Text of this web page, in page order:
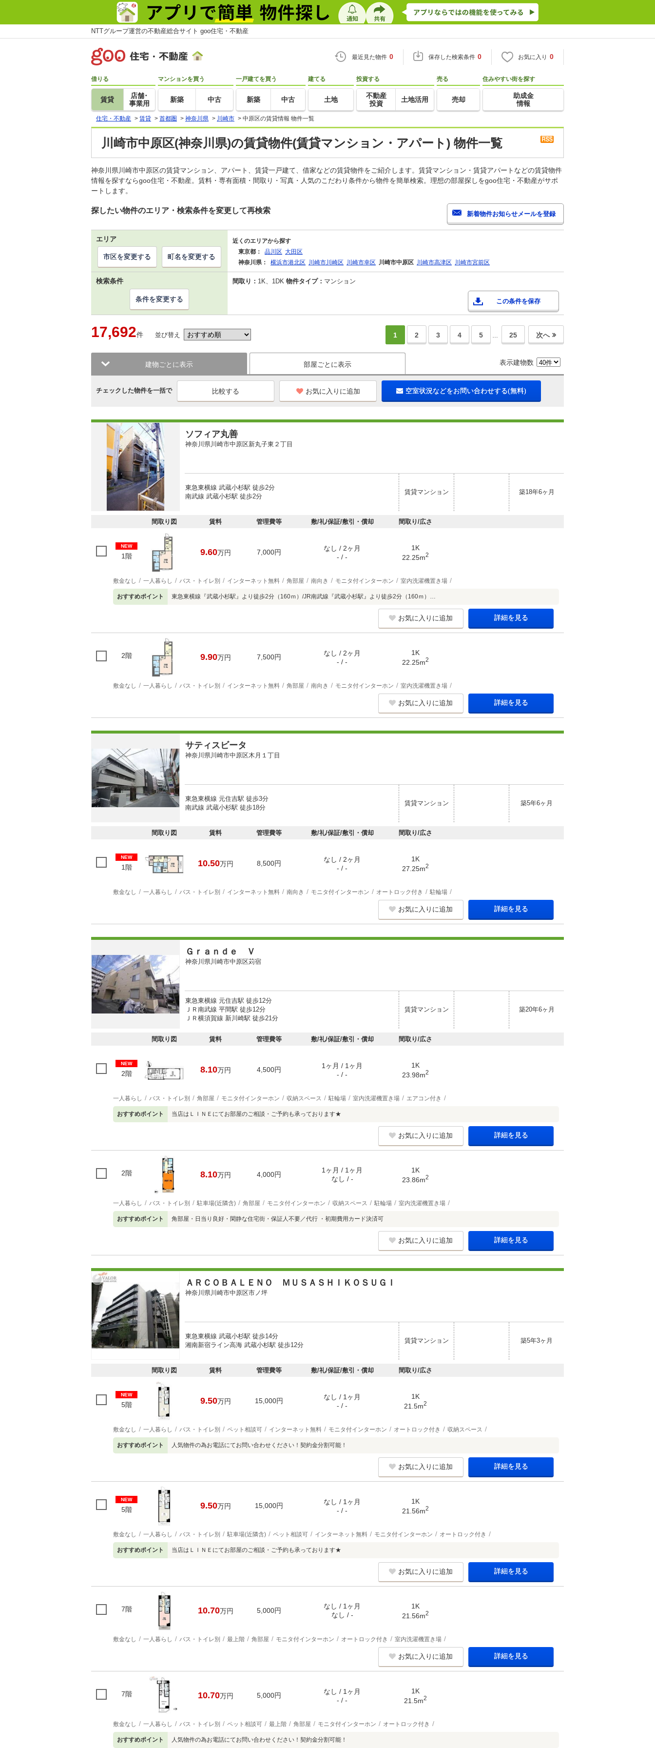
NTTグループ運営の不動産総合サイト goo住宅・不動産
最近見た物件 0 保存した検索条件 0 お気に入り 0
借りる
賃貸
店舗･
事業用
マンションを買う
新築 中古
一戸建てを買う
新築 中古
建てる
土地
投資する
不動産
投資
土地活用
売る
売却
住みやすい街を探す
助成金
情報
住宅・不動産 > 賃貸 > 首都圏 > 神奈川県 > 川崎市 > 中原区の賃貸情報 物件一覧
川崎市中原区(神奈川県)の賃貸物件(賃貸マンション・アパート) 物件一覧
神奈川県川崎市中原区の賃貸マンション、アパート、賃貸一戸建て、借家などの賃貸物件をご紹介します。賃貸マンション・賃貸アパートなどの賃貸物件
情報を探すならgoo住宅・不動産。賃料・専有面積・間取り・写真・人気のこだわり条件から物件を簡単検索。理想の部屋探しをgoo住宅・不動産がサポ
ートします。
探したい物件のエリア・検索条件を変更して再検索
エリア
近くのエリアから探す
東京都：
品川区 大田区
神奈川県：
横浜市港北区 川崎市川崎区 川崎市幸区 川崎市中原区 川崎市高津区 川崎市宮前区
市区を変更する 町名を変更する
検索条件 間取り： 1K、1DK 物件タイプ： マンション
この条件を保存
条件を変更する
17,692件 並び替え 1 2 3 4 5 … 25 次へ
建物ごとに表示 部屋ごとに表示 表示建物数
チェックした物件を一括で お気に入りに追加 空室状況などをお問い合わせする(無料)
ソフィア丸善
神奈川県川崎市中原区新丸子東２丁目
東急東横線 武蔵小杉駅 徒歩2分
南武線 武蔵小杉駅 徒歩2分
賃貸マンション 築18年6ヶ月
間取り図 賃料 管理費等 敷/礼/保証/敷引・償却 間取り/広さ
NEW
1階 9.60万円 7,000円
なし / 2ヶ月
- / -
1K
22.25m2
敷金なし 一人暮らし バス・トイレ別 インターネット無料 角部屋 南向き モニタ付インターホン 室内洗濯機置き場
おすすめポイント 東急東横線『武蔵小杉駅』より徒歩2分（160ｍ）/JR南武線『武蔵小杉駅』より徒歩2分（160ｍ）…
お気に入りに追加 詳細を見る
2階 9.90万円 7,500円
なし / 2ヶ月
- / -
1K
22.25m2
敷金なし 一人暮らし バス・トイレ別 インターネット無料 角部屋 南向き モニタ付インターホン 室内洗濯機置き場
お気に入りに追加 詳細を見る
サティスビータ
神奈川県川崎市中原区木月１丁目
東急東横線 元住吉駅 徒歩3分
南武線 武蔵小杉駅 徒歩18分
賃貸マンション 築5年6ヶ月
間取り図 賃料 管理費等 敷/礼/保証/敷引・償却 間取り/広さ
NEW
1階 10.50万円 8,500円
なし / 2ヶ月
- / -
1K
27.25m2
敷金なし 一人暮らし バス・トイレ別 インターネット無料 南向き モニタ付インターホン オートロック付き 駐輪場
お気に入りに追加 詳細を見る
Ｇｒａｎｄｅ Ｖ
神奈川県川崎市中原区苅宿
東急東横線 元住吉駅 徒歩12分
ＪＲ南武線 平間駅 徒歩12分
ＪＲ横須賀線 新川崎駅 徒歩21分
賃貸マンション 築20年6ヶ月
間取り図 賃料 管理費等 敷/礼/保証/敷引・償却 間取り/広さ
NEW
2階 8.10万円 4,500円
1ヶ月 / 1ヶ月
- / -
1K
23.98m2
一人暮らし バス・トイレ別 角部屋 モニタ付インターホン 収納スペース 駐輪場 室内洗濯機置き場 エアコン付き
おすすめポイント 当店はＬＩＮＥにてお部屋のご相談・ご予約も承っております★
お気に入りに追加 詳細を見る
2階 8.10万円 4,000円
1ヶ月 / 1ヶ月
なし / -
1K
23.86m2
一人暮らし バス・トイレ別 駐車場(近隣含) 角部屋 モニタ付インターホン 収納スペース 駐輪場 室内洗濯機置き場
おすすめポイント 角部屋・日当り良好・閑静な住宅街・保証人不要／代行 ・初期費用カード決済可
お気に入りに追加 詳細を見る
ＡＲＣＯＢＡＬＥＮＯ ＭＵＳＡＳＨＩＫＯＳＵＧＩ
神奈川県川崎市中原区市ノ坪
東急東横線 武蔵小杉駅 徒歩14分
湘南新宿ライン高海 武蔵小杉駅 徒歩12分
賃貸マンション 築5年3ヶ月
間取り図 賃料 管理費等 敷/礼/保証/敷引・償却 間取り/広さ
NEW
5階 9.50万円 15,000円
なし / 1ヶ月
- / -
1K
21.5m2
敷金なし 一人暮らし バス・トイレ別 ペット相談可 インターネット無料 モニタ付インターホン オートロック付き 収納スペース
おすすめポイント 人気物件の為お電話にてお問い合わせください！契約金分割可能！
お気に入りに追加 詳細を見る
NEW
5階 9.50万円 15,000円
なし / 1ヶ月
- / -
1K
21.56m2
敷金なし 一人暮らし バス・トイレ別 駐車場(近隣含) ペット相談可 インターネット無料 モニタ付インターホン オートロック付き
おすすめポイント 当店はＬＩＮＥにてお部屋のご相談・ご予約も承っております★
お気に入りに追加 詳細を見る
7階 10.70万円 5,000円
なし / 1ヶ月
なし / -
1K
21.56m2
敷金なし 一人暮らし バス・トイレ別 最上階 角部屋 モニタ付インターホン オートロック付き 室内洗濯機置き場
お気に入りに追加 詳細を見る
7階 10.70万円 5,000円
なし / 1ヶ月
- / -
1K
21.5m2
敷金なし 一人暮らし バス・トイレ別 ペット相談可 最上階 角部屋 モニタ付インターホン オートロック付き
おすすめポイント 人気物件の為お電話にてお問い合わせください！契約金分割可能！